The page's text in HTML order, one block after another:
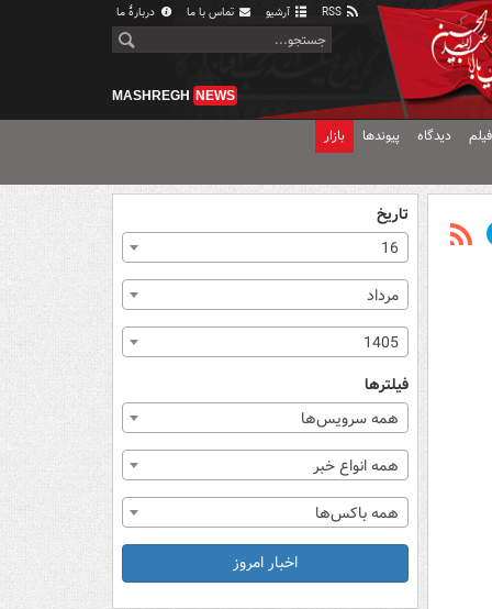
آرشیو تماس با ما دربارهٔ ما
MASHREGH NEWS
دیدگاه پیوندها بازار
تاریخ
16
مرداد
1405
فیلترها
همه سرویس‌ها
همه انواع خبر
همه باکس‌ها
اخبار امروز